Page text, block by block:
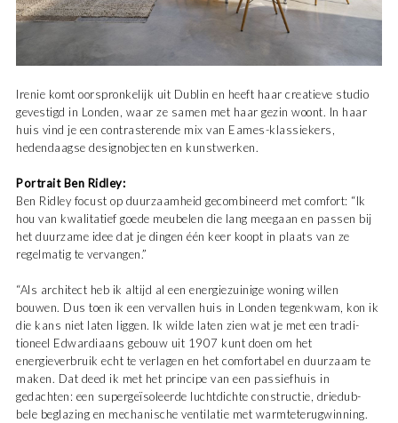
Irenie komt oorspronkelijk uit Dublin en heeft haar creatieve studio
gevestigd in Londen, waar ze samen met haar gezin woont. In haar
huis vind je een contrasterende mix van Eames-klassiekers,
hedendaagse designobjecten en kunstwerken.
Portrait Ben Ridley:
Ben Ridley focust op duurzaamheid gecombineerd met comfort: “Ik
hou van kwalitatief goede meubelen die lang meegaan en passen bij
het duurzame idee dat je dingen één keer koopt in plaats van ze
regelmatig te vervangen.”
“Als architect heb ik altijd al een energiezuinige woning willen
bouwen. Dus toen ik een vervallen huis in Londen tegenkwam, kon ik
die kans niet laten liggen. Ik wilde laten zien wat je met een tradi­
tioneel Edwardiaans gebouw uit 1907 kunt doen om het
energieverbruik echt te verlagen en het comfortabel en duurzaam te
maken. Dat deed ik met het principe van een passiefhuis in
gedachten: een supergeïsoleerde luchtdichte constructie, driedub­
bele beglazing en mechanische ventilatie met warmteterugwinning.